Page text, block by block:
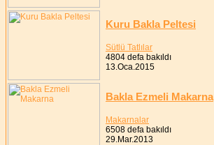
Kuru Bakla Peltesi
Sütlü Tatlılar
4804 defa bakıldı
13.Oca.2015
Bakla Ezmeli Makarna
Makarnalar
6508 defa bakıldı
29.Mar.2013